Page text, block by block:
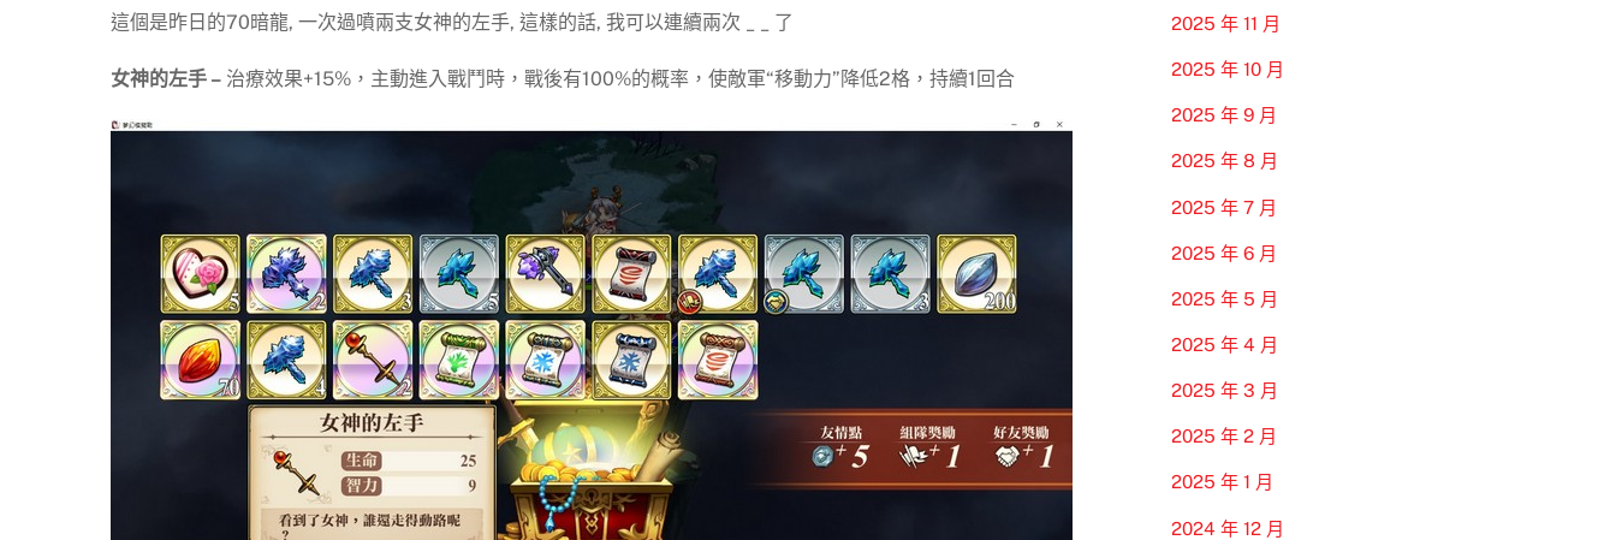
這個是昨日的70暗龍, 一次過噴兩支女神的左手, 這樣的話, 我可以連續兩次 _ _ 了
女神的左手 – 治療效果+15%，主動進入戰鬥時，戰後有100%的概率，使敵軍“移動力”降低2格，持續1回合
2025 年 11 月
2025 年 10 月
2025 年 9 月
2025 年 8 月
2025 年 7 月
2025 年 6 月
2025 年 5 月
2025 年 4 月
2025 年 3 月
2025 年 2 月
2025 年 1 月
2024 年 12 月